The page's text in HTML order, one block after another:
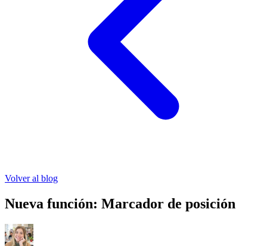
Volver al blog
Nueva función: Marcador de posición